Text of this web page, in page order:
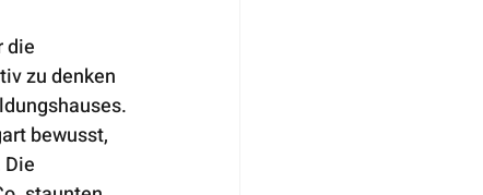
die
zu denken
bewusst,